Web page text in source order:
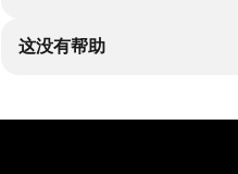
这没有帮助